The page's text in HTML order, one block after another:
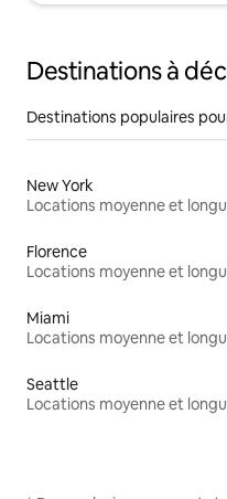
Destinations à
Destinations populaires
New York
Florence
Miami
Seattle